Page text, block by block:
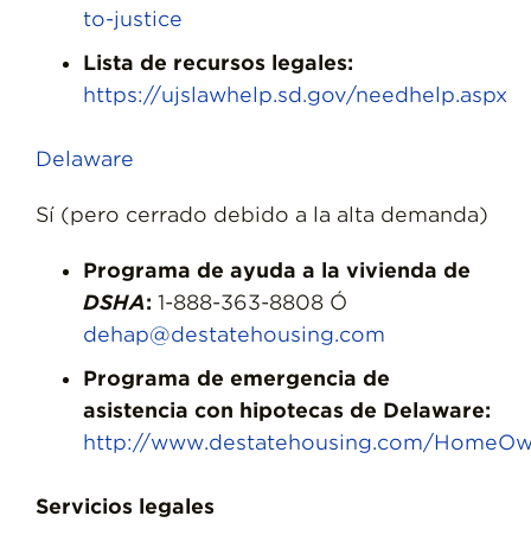
to-justice
Lista de recursos legales:
https://ujslawhelp.sd.gov/needhelp.aspx
Delaware
Sí (pero cerrado debido a la alta demanda)
Programa de ayuda a la vivienda de
DSHA: 1-888-363-8808 Ó
dehap@destatehousing.com
Programa de emergencia de
asistencia con hipotecas de Delaware:
http://www.destatehousing.com/
Servicios legales